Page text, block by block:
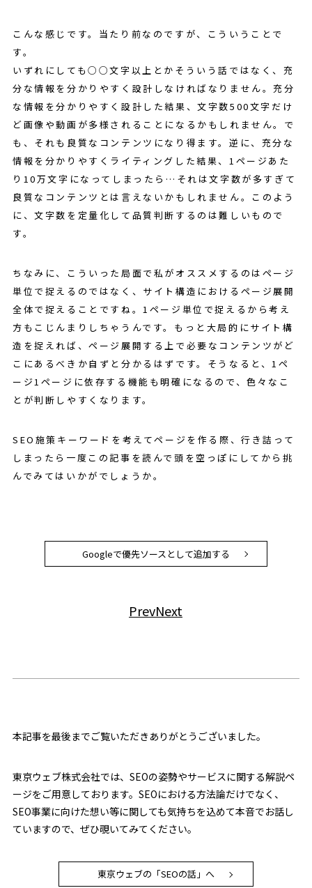
こんな感じです。当たり前なのですが、こういうことで
す。
いずれにしても○○文字以上とかそういう話ではなく、充
分な情報を分かりやすく設計しなければなりません。充分
な情報を分かりやすく設計した結果、文字数500文字だけ
ど画像や動画が多様されることになるかもしれません。で
も、それも良質なコンテンツになり得ます。逆に、充分な
情報を分かりやすくライティングした結果、1ページあた
り10万文字になってしまったら…それは文字数が多すぎて
良質なコンテンツとは言えないかもしれません。このよう
に、文字数を定量化して品質判断するのは難しいもので
す。
ちなみに、こういった局面で私がオススメするのはページ
単位で捉えるのではなく、サイト構造におけるページ展開
全体で捉えることですね。1ページ単位で捉えるから考え
方もこじんまりしちゃうんです。もっと大局的にサイト構
造を捉えれば、ページ展開する上で必要なコンテンツがど
こにあるべきか自ずと分かるはずです。そうなると、1ペ
ージ1ページに依存する機能も明確になるので、色々なこ
とが判断しやすくなります。
SEO施策キーワードを考えてページを作る際、行き詰って
しまったら一度この記事を読んで頭を空っぽにしてから挑
んでみてはいかがでしょうか。
Googleで優先ソースとして追加する
PrevNext
本記事を最後までご覧いただきありがとうございました。
東京ウェブ株式会社では、SEOの姿勢やサービスに関する解説ペ
ージをご用意しております。SEOにおける方法論だけでなく、
SEO事業に向けた想い等に関しても気持ちを込めて本音でお話し
ていますので、ぜひ覗いてみてください。
東京ウェブの「SEOの話」へ